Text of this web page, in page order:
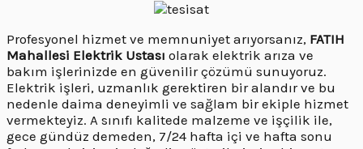
Profesyonel hizmet ve memnuniyet arıyorsanız, FATIH
Mahallesi Elektrik Ustası olarak elektrik arıza ve
bakım işlerinizde en güvenilir çözümü sunuyoruz.
Elektrik işleri, uzmanlık gerektiren bir alandır ve bu
nedenle daima deneyimli ve sağlam bir ekiple hizmet
vermekteyiz. A sınıfı kalitede malzeme ve işçilik ile,
gece gündüz demeden, 7/24 hafta içi ve hafta sonu